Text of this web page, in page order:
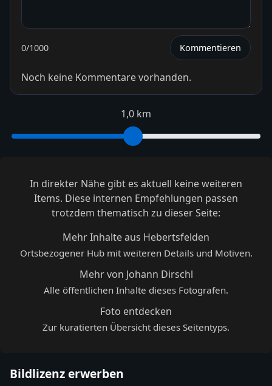
0/1000 Kommentieren
Noch keine Kommentare vorhanden.
1,0 km
In direkter Nähe gibt es aktuell keine weiteren
Items. Diese internen Empfehlungen passen
trotzdem thematisch zu dieser Seite:
Mehr Inhalte aus Hebertsfelden
Ortsbezogener Hub mit weiteren Details und Motiven.
Mehr von Johann Dirschl
Alle öffentlichen Inhalte dieses Fotografen.
Foto entdecken
Zur kuratierten Übersicht dieses Seitentyps.
Bildlizenz erwerben